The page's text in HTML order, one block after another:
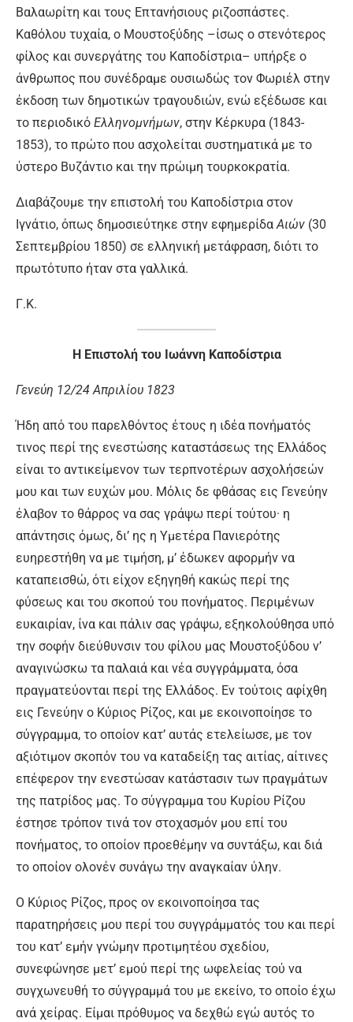
Βαλαωρίτη και τους Επτανήσιους ριζοσπάστες.
Καθόλου τυχαία, ο Μουστοξύδης –ίσως ο στενότερος
φίλος και συνεργάτης του Καποδίστρια– υπήρξε ο
άνθρωπος που συνέδραμε ουσιωδώς τον Φωριέλ στην
έκδοση των δημοτικών τραγουδιών, ενώ εξέδωσε και
το περιοδικό Ελληνομνήμων, στην Κέρκυρα (1843-
1853), το πρώτο που ασχολείται συστηματικά με το
ύστερο Βυζάντιο και την πρώιμη τουρκοκρατία.
Διαβάζουμε την επιστολή του Καποδίστρια στον
Ιγνάτιο, όπως δημοσιεύτηκε στην εφημερίδαΑιών (30
Σεπτεμβρίου 1850) σε ελληνική μετάφραση, διότι το
πρωτότυπο ήταν στα γαλλικά.
Γ.Κ.
Η Επιστολή του Ιωάννη Καποδίστρια
Γενεύη 12/24 Απριλίου 1823
Ήδη από του παρελθόντος έτους η ιδέα πονήματός
τινος περί της ενεστώσης καταστάσεως της Ελλάδος
είναι το αντικείμενον των τερπνοτέρων ασχολήσεών
μου και των ευχών μου. Μόλις δε φθάσας εις Γενεύην
έλαβον το θάρρος να σας γράψω περί τούτου· η
απάντησις όμως, δι’ ης η Υμετέρα Πανιερότης
ευηρεστήθη να με τιμήση, μ’ έδωκεν αφορμήν να
καταπεισθώ, ότι είχον εξηγηθή κακώς περί της
φύσεως και του σκοπού του πονήματος. Περιμένων
ευκαιρίαν, ίνα και πάλιν σας γράψω, εξηκολούθησα υπό
την σοφήν διεύθυνσιν του φίλου μας Μουστοξύδου ν’
αναγινώσκω τα παλαιά και νέα συγγράμματα, όσα
πραγματεύονται περί της Ελλάδος. Εν τούτοις αφίχθη
εις Γενεύην ο Κύριος Ρίζος, και με εκοινοποίησε το
σύγγραμμα, το οποίον κατ’ αυτάς ετελείωσε, με τον
αξιότιμον σκοπόν του να καταδείξη τας αιτίας, αίτινες
επέφερον την ενεστώσαν κατάστασιν των πραγμάτων
της πατρίδος μας. Το σύγγραμμα του Κυρίου Ρίζου
έστησε τρόπον τινά τον στοχασμόν μου επί του
πονήματος, το οποίον προεθέμην να συντάξω, και διά
το οποίον ολονέν συνάγω την αναγκαίαν ύλην.
Ο Κύριος Ρίζος, προς ον εκοινοποίησα τας
παρατηρήσεις μου περί του συγγράμματός του και περί
του κατ’ εμήν γνώμην προτιμητέου σχεδίου,
συνεφώνησε μετ’ εμού περί της ωφελείας τού να
συγχωνευθή το σύγγραμμά του με εκείνο, το οποίο έχω
ανά χείρας. Είμαι πρόθυμος να δεχθώ εγώ αυτός το